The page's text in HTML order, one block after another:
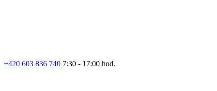
+420 603 836 740 7:30 - 17:00 hod.